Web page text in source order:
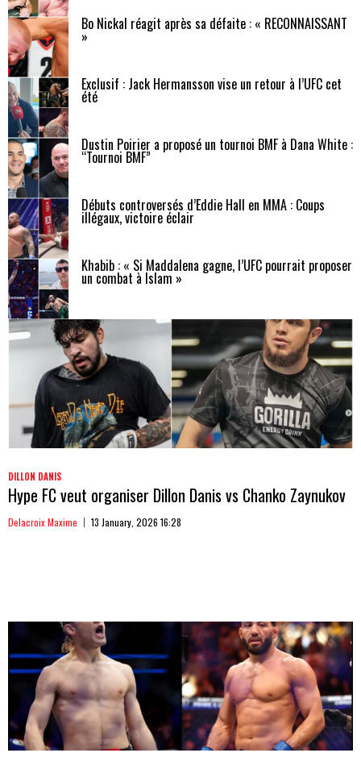
Bo Nickal réagit après sa défaite : « RECONNAISSANT
»
Exclusif : Jack Hermansson vise un retour à l’UFC cet
été
Dustin Poirier a proposé un tournoi BMF à Dana White :
“Tournoi BMF”
Débuts controversés d’Eddie Hall en MMA : Coups
illégaux, victoire éclair
Khabib : « Si Maddalena gagne, l’UFC pourrait proposer
un combat à Islam »
DILLON DANIS
Hype FC veut organiser Dillon Danis vs Chanko Zaynukov
Delacroix Maxime 13 January, 2026 16:28